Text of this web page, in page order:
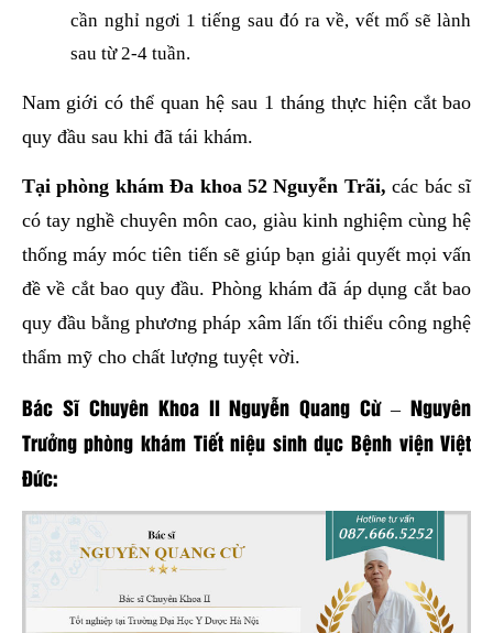
cần nghỉ ngơi 1 tiếng sau đó ra về, vết mổ sẽ lành
sau từ 2-4 tuần.
Nam giới có thể quan hệ sau 1 tháng thực hiện cắt bao
quy đầu sau khi đã tái khám.
Tại phòng khám Đa khoa 52 Nguyễn Trãi, các bác sĩ
có tay nghề chuyên môn cao, giàu kinh nghiệm cùng hệ
thống máy móc tiên tiến sẽ giúp bạn giải quyết mọi vấn
đề về cắt bao quy đầu. Phòng khám đã áp dụng cắt bao
quy đầu bằng phương pháp xâm lấn tối thiểu công nghệ
thẩm mỹ cho chất lượng tuyệt vời.
Bác Sĩ Chuyên Khoa II Nguyễn Quang Cừ – Nguyên
Trưởng phòng khám Tiết niệu sinh dục Bệnh viện Việt
Đức: